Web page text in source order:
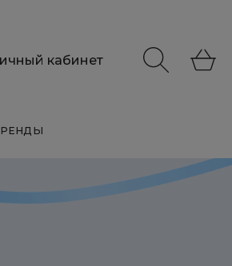
кабинет